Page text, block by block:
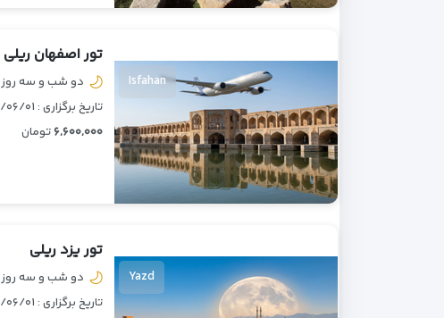
Isfahan
تور اصفهان ریلی
دو شب و سه روز
تاریخ برگزاری : ۱۴۰۵/۰۶/۰۱
۶,۶۰۰,۰۰۰تومان
Yazd
تور یزد ریلی
دو شب و سه روز
تاریخ برگزاری : ۱۴۰۵/۰۶/۰۱